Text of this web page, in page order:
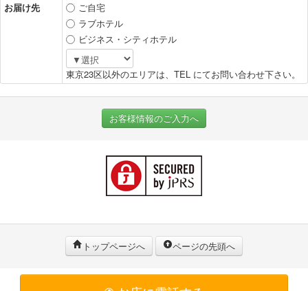
お届け先
ご自宅
ラブホテル
ビジネス・シティホテル
東京23区以外のエリアは、TEL にてお問い合わせ下さい。
お客様情報のご入力へ
トップページへ ページの先頭へ